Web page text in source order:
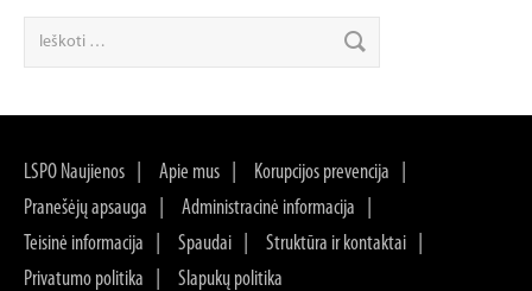
LSPO Naujienos Apie mus
Korupcijos prevencija
Pranešėjų apsauga
Administracinė informacija
Teisinė informacija
Spaudai
Struktūra ir kontaktai
Privatumo politika
Slapukų politika